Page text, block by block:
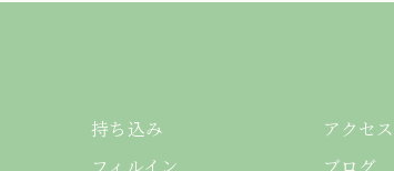
持ち込み
アクセス